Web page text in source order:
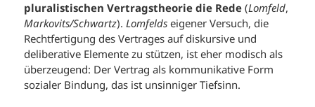
pluralistischen Vertragstheorie die Rede(Lomfeld,
Markovits/Schwartz).Lomfelds eigener Versuch, die
Rechtfertigung des Vertrages auf diskursive und
deliberative Elemente zu stützen, ist eher modisch als
überzeugend: Der Vertrag als kommunikative Form
sozialer Bindung, das ist unsinniger Tiefsinn.